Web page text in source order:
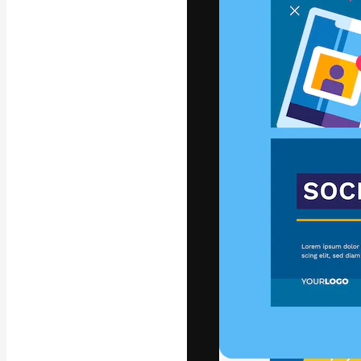
La plataforma
trabajo. Más
entre
estudios.
Español